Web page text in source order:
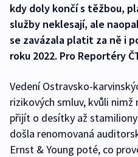
kdy doly končí s těžbou,
služby neklesají, ale
se zavázala platit za ně i
roku 2022. Pro Reportéry
Vedení Ostravsko-
rizikových smluv, kvůli
přijít o desítky až
došla renomovaná
Ernst & Young poté, co